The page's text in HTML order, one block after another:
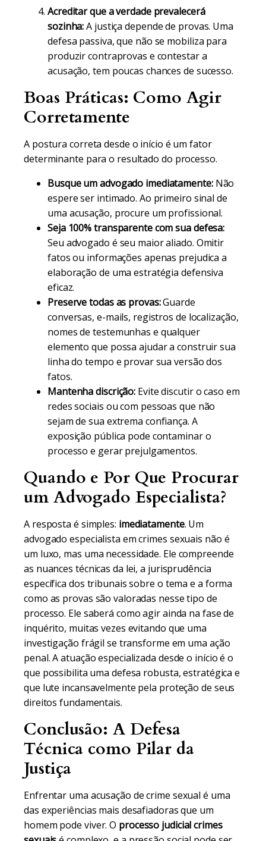
Acreditar que a verdade prevalecerá
sozinha:A justiça depende de provas. Uma
defesa passiva, que não se mobiliza para
produzir contraprovas e contestar a
acusação, tem poucas chances de sucesso.
Boas Práticas: Como Agir
Corretamente
A postura correta desde o início é um fator
determinante para o resultado do processo.
Busque um advogado imediatamente:Não
espere ser intimado. Ao primeiro sinal de
uma acusação, procure um profissional.
Seja 100% transparente com sua defesa:
Seu advogado é seu maior aliado. Omitir
fatos ou informações apenas prejudica a
elaboração de uma estratégia defensiva
eficaz.
Preserve todas as provas:Guarde
conversas, e-mails, registros de localização,
nomes de testemunhas e qualquer
elemento que possa ajudar a construir sua
linha do tempo e provar sua versão dos
fatos.
Mantenha discrição: Evite discutir o caso em
redes sociais ou com pessoas que não
sejam de sua extrema confiança. A
exposição pública pode contaminar o
processo e gerar prejulgamentos.
Quando e Por Que Procurar
um Advogado Especialista?
A resposta é simples: imediatamente. Um
advogado especialista em crimes sexuais não é
um luxo, mas uma necessidade. Ele compreende
as nuances técnicas da lei, a jurisprudência
específica dos tribunais sobre o tema e a forma
como as provas são valoradas nesse tipo de
processo. Ele saberá como agir ainda na fase de
inquérito, muitas vezes evitando que uma
investigação frágil se transforme em uma ação
penal. A atuação especializada desde o início é o
que possibilita uma defesa robusta, estratégica e
que lute incansavelmente pela proteção de seus
direitos fundamentais.
Conclusão: A Defesa
Técnica como Pilar da
Justiça
Enfrentar uma acusação de crime sexual é uma
das experiências mais desafiadoras que um
homem pode viver. O processo judicial crimes